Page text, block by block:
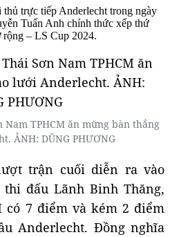
trực tiếp Anderlecht trong ngày
Tuấn Anh chính thức xếp thứ
– LS Cup 2024.
TPHCM ăn mừng bàn thắng
ẢNH: DŨNG PHƯƠNG
trận cuối diễn ra vào
đấu Lãnh Binh Thăng,
có 7 điểm và kém 2 điểm
Anderlecht. Đồng nghĩa